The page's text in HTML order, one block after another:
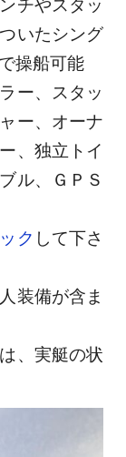
チやスタッ
いたシング
操船可能
ー、スタッ
ー、オーナ
、独立トイ
ル、ＧＰＳ
ク して下さ
装備が含ま
、実艇の状